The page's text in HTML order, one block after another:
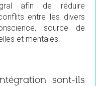
afin de réduire
entre les divers
source de
et mentales.
sont-ils